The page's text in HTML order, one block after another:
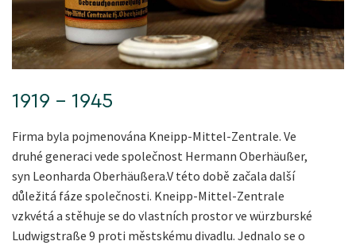
1919 – 1945
Firma byla pojmenována Kneipp-Mittel-Zentrale. Ve
druhé generaci vede společnost Hermann Oberhäußer,
syn Leonharda Oberhäußera.V této době začala další
důležitá fáze společnosti. Kneipp-Mittel-Zentrale
vzkvétá a stěhuje se do vlastních prostor ve würzburské
Ludwigstraße 9 proti městskému divadlu. Jednalo se o